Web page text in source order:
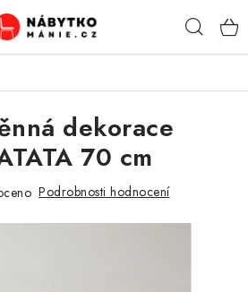
dekorace
70 cm
Podrobnosti hodnocení